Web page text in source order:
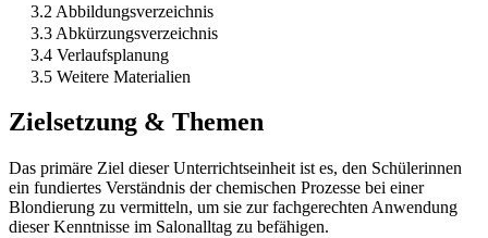
3.2 Abbildungsverzeichnis
3.3 Abkürzungsverzeichnis
3.4 Verlaufsplanung
3.5 Weitere Materialien
Zielsetzung & Themen
Das primäre Ziel dieser Unterrichtseinheit ist es, den Schülerinnen
ein fundiertes Verständnis der chemischen Prozesse bei einer
Blondierung zu vermitteln, um sie zur fachgerechten Anwendung
dieser Kenntnisse im Salonalltag zu befähigen.